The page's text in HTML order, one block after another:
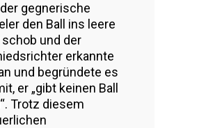
gegnerische
den Ball ins leere
schob und der
erkannte
und begründete es
er „gibt keinen Ball
Trotz diesem